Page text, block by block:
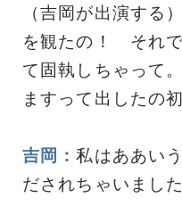
（吉岡が出演する
を観たの！ それ
て固執しちゃって
ますって出したの
吉岡：私はああい
だされちゃいました